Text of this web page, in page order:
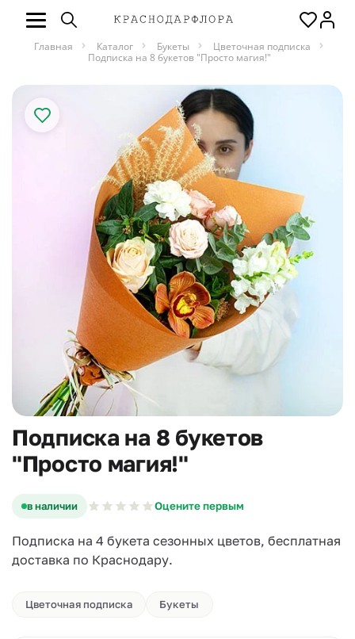
Главная Каталог Букеты
Цветочная подписка
Подписка на 8 букетов "Просто магия!"
Подписка на 8 букетов
"Просто магия!"
в наличии Оцените первым
Подписка на 4 букета сезонных цветов, бесплатная
доставка по Краснодару.
Цветочная подписка Букеты